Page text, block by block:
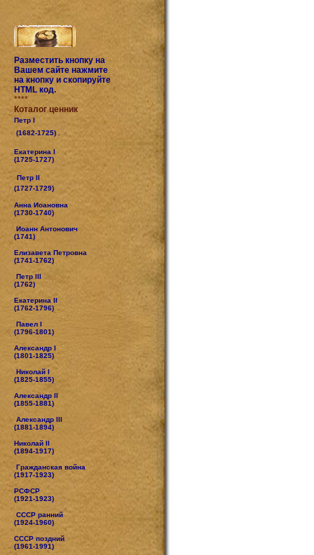
Разместить кнопку на
Вашем сайте нажмите
на кнопку и скопируйте
HTML код.
****
Коталог ценник
Петр I
(1682-1725) .
Екатерина I
(1725-1727)
Петр II
(1727-1729)
Анна Иоановна
(1730-1740)
Иоанн Антонович
(1741)
Елизавета Петровна
(1741-1762)
Петр III
(1762)
Екатерина II
(1762-1796)
Павел I
(1796-1801)
Александр I
(1801-1825)
Николай I
(1825-1855)
Александр II
(1855-1881)
Александр III
(1881-1894)
Николай II
(1894-1917)
Гражданская война
(1917-1923)
РСФСР
(1921-1923)
СССР ранний
(1924-1960)
СССР поздний
(1961-1991)